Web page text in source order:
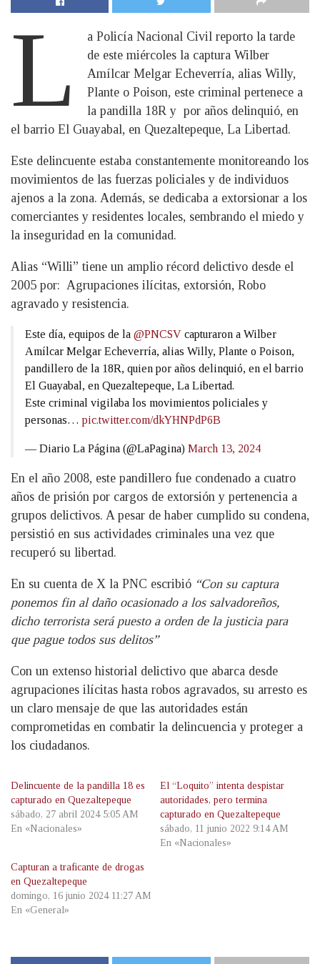
L
a Policía Nacional Civil reporto la tarde
de este miércoles la captura Wilber
Amílcar Melgar Echeverría, alias Willy,
Plante o Poison, este criminal pertenece a
la pandilla 18R y por años delinquió, en
el barrio El Guayabal, en Quezaltepeque, La Libertad.
Este delincuente estaba constantemente monitoreando los
movimientos de las fuerzas policiales y de individuos
ajenos a la zona. Además, se dedicaba a extorsionar a los
comerciantes y residentes locales, sembrando el miedo y
la inseguridad en la comunidad.
Alias “Willi” tiene un amplio récord delictivo desde el
2005 por: Agrupaciones ilícitas, extorsión, Robo
agravado y resistencia.
Este día, equipos de la @PNCSV capturaron a Wilber
Amílcar Melgar Echeverría, alias Willy, Plante o Poison,
pandillero de la 18R, quien por años delinquió, en el barrio
El Guayabal, en Quezaltepeque, La Libertad.
Este criminal vigilaba los movimientos policiales y
personas… pic.twitter.com/dkYHNPdP6B
— Diario La Página (@LaPagina) March 13, 2024
En el año 2008, este pandillero fue condenado a cuatro
años de prisión por cargos de extorsión y pertenencia a
grupos delictivos. A pesar de haber cumplido su condena,
persistió en sus actividades criminales una vez que
recuperó su libertad.
En su cuenta de X la PNC escribió “Con su captura
ponemos fin al daño ocasionado a los salvadoreños,
dicho terrorista será puesto a orden de la justicia para
que pague todos sus delitos”
Con un extenso historial delictivo que abarca desde
agrupaciones ilícitas hasta robos agravados, su arresto es
un claro mensaje de que las autoridades están
comprometidas en combatir la delincuencia y proteger a
los ciudadanos.
Delincuente de la pandilla 18 es
capturado en Quezaltepeque
sábado, 27 abril 2024 5:05 AM
En «Nacionales»
El “Loquito” intenta despistar
autoridades, pero termina
capturado en Quezaltepeque
sábado, 11 junio 2022 9:14 AM
En «Nacionales»
Capturan a traficante de drogas
en Quezaltepeque
domingo, 16 junio 2024 11:27 AM
En «General»